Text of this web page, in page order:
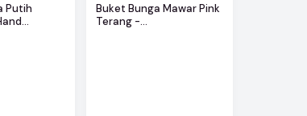
Putih
Buket Bunga Mawar Pink
Terang -...